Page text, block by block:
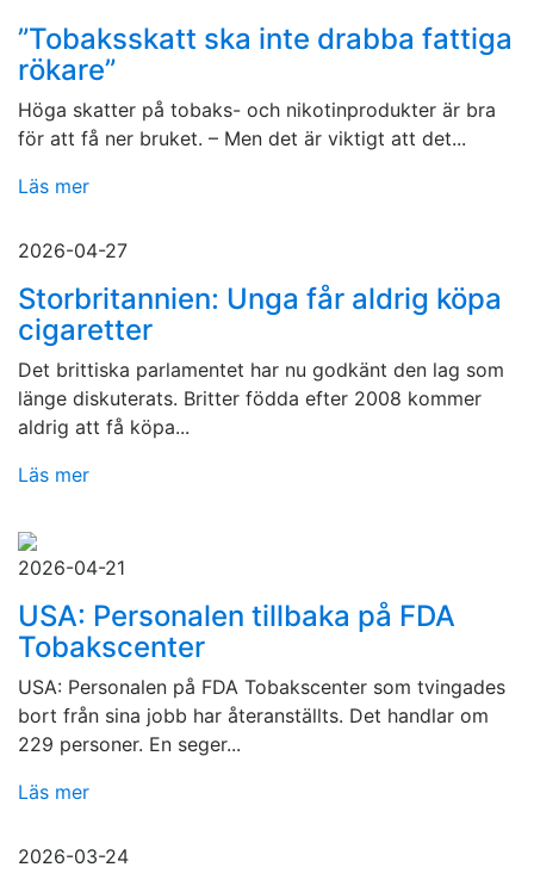
”Tobaksskatt ska inte drabba fattiga
rökare”
Höga skatter på tobaks- och nikotinprodukter är bra
för att få ner bruket. – Men det är viktigt att det...
Läs mer
2026-04-27
Storbritannien: Unga får aldrig köpa
cigaretter
Det brittiska parlamentet har nu godkänt den lag som
länge diskuterats. Britter födda efter 2008 kommer
aldrig att få köpa...
Läs mer
2026-04-21
USA: Personalen tillbaka på FDA
Tobakscenter
USA: Personalen på FDA Tobakscenter som tvingades
bort från sina jobb har återanställts. Det handlar om
229 personer. En seger...
Läs mer
2026-03-24